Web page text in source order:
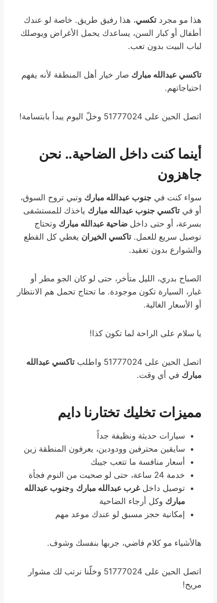
هذا مو مجرد تكسي، هذا رفيق طريق. خاصة لو عندك
أطفال أو كبار السن، يساعدك يحمل الأغراض ويوصلك
لباب البيت بدون تعب.
تاكسي عبدالله مبارك صار خيار أهل المنطقة لأنه يفهم
احتياجاتهم.
اتصل الحين على 51777024 وخلّ اليوم يبدأ بابتسامة!
أينما كنت داخل الضاحية.. نحن
جاهزون
سواء كنت في جنوب عبدالله مبارك وتبي تروح السوق،
أو في تاكسي جنوب عبدالله مبارك ياخذك للمستشفى
بسرعة، أو حتى داخل ضاحية عبدالله مبارك وتحتاج
توصيل سريع للعمل. تاكسي الخيران يغطي كل القطع
والشوارع بدون تعقيد.
الصباح بدري، الليل متأخر، حتى لو كان الجو مطر أو
غبار، السيارة تكون موجودة. ما تحتاج تحمل هم الانتظار
أو الأسعار الغالية.
يا سلام على الراحة لما تكون كذا!
اتصل الحين على 51777024 واطلب
تاكسي عبدالله
مبارك في أي وقت.
مميزات تخليك تختارنا دايم
سيارات حديثة ونظيفة جداً
سايقين محترفين وودودين، يعرفون المنطقة زين
أسعار منافسة ما تتعب جيبك
خدمة 24 ساعة، حتى لو صحيت من النوم فجأة
توصيل داخلغرب عبدالله مبارك وجنوب عبدالله
مبارك وكل أرجاء الضاحية
إمكانية حجز مسبق لو عندك موعد مهم
هالأشياء مو كلام فاضي، جربها بنفسك وشوف.
اتصل الحين على 51777024 وخلّنا نرتب لك مشوار
مريح!